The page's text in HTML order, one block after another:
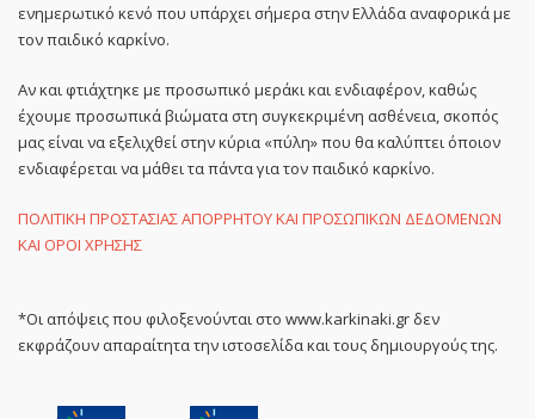
ενημερωτικό κενό που υπάρχει σήμερα στην Ελλάδα αναφορικά με
τον παιδικό καρκίνο.
Αν και φτιάχτηκε με προσωπικό μεράκι και ενδιαφέρον, καθώς
έχουμε προσωπικά βιώματα στη συγκεκριμένη ασθένεια, σκοπός
μας είναι να εξελιχθεί στην κύρια «πύλη» που θα καλύπτει όποιον
ενδιαφέρεται να μάθει τα πάντα για τον παιδικό καρκίνο.
ΠΟΛΙΤΙΚΗ ΠΡΟΣΤΑΣΙΑΣ ΑΠΟΡΡΗΤΟΥ ΚΑΙ ΠΡΟΣΩΠΙΚΩΝ ΔΕΔΟΜΕΝΩΝ
ΚΑΙ ΟΡΟΙ ΧΡΗΣΗΣ
*Οι απόψεις που φιλοξενούνται στο www.karkinaki.gr δεν
εκφράζουν απαραίτητα την ιστοσελίδα και τους δημιουργούς της.